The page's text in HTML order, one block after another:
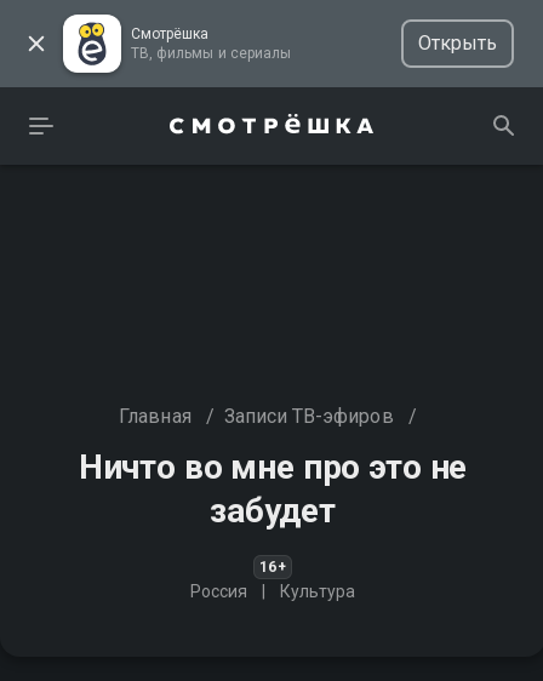
Смотрёшка
ТВ, фильмы и сериалы
Открыть
Главная / Записи ТВ-эфиров /
Ничто во мне про это не
забудет
16+
Россия Культура